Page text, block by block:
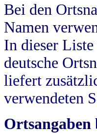
Bei den
Namen
In dieser
deutsche
liefert
verwendeten
Ortsangaben